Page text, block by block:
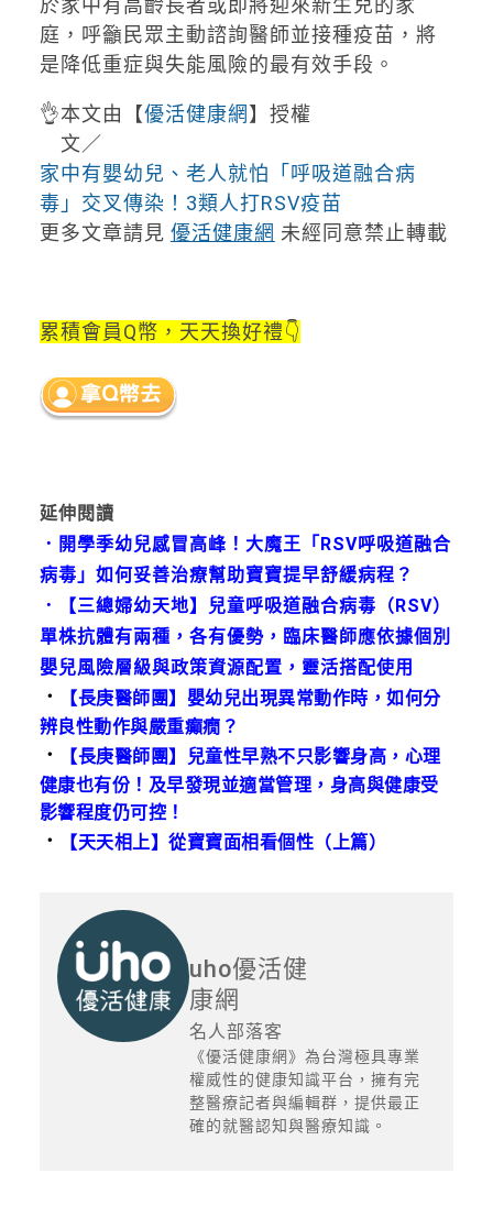
於家中有高齡長者或即將迎來新生兒的家
庭，呼籲民眾主動諮詢醫師並接種疫苗，將
是降低重症與失能風險的最有效手段。
👌本文由【優活健康網】授權
文／
家中有嬰幼兒、老人就怕「呼吸道融合病
毒」交叉傳染！3類人打RSV疫苗
更多文章請見 優活健康網 未經同意禁止轉載
累積會員Q幣，天天換好禮👇
延伸閱讀
． 開學季幼兒感冒高峰！大魔王「RSV呼吸道融合
病毒」如何妥善治療幫助寶寶提早舒緩病程？
．
【三總婦幼天地】兒童呼吸道融合病毒（RSV）
單株抗體有兩種，各有優勢，臨床醫師應依據個別
嬰兒風險層級與政策資源配置，靈活搭配使用
．
【長庚醫師團】嬰幼兒出現異常動作時，如何分
辨良性動作與嚴重癲癇？
．
【長庚醫師團】兒童性早熟不只影響身高，心理
健康也有份！及早發現並適當管理，身高與健康受
影響程度仍可控！
． 【天天相上】從寶寶面相看個性（上篇）
uho優活健
康網
名人部落客
《優活健康網》為台灣極具專業
權威性的健康知識平台，擁有完
整醫療記者與編輯群，提供最正
確的就醫認知與醫療知識。